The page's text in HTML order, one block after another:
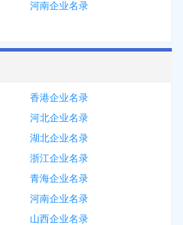
河南企业名录
香港企业名录
河北企业名录
湖北企业名录
浙江企业名录
青海企业名录
河南企业名录
山西企业名录